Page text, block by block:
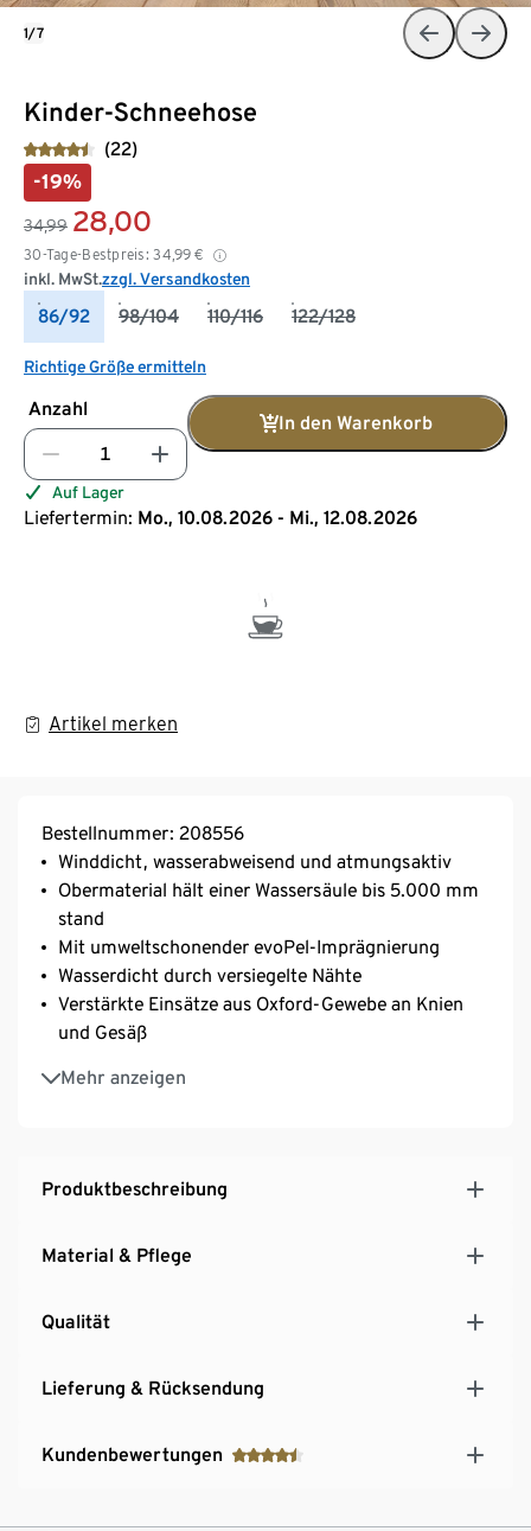
Kinder-Schneehose
(22)
-19%
34,99 28,00
30-Tage-Bestpreis: 34,99 €
inkl. MwSt.zzgl. Versandkosten
86/92 98/104 110/116 122/128
Richtige Größe ermitteln
Anzahl
In den Warenkorb
Auf Lager
Liefertermin: Mo., 10.08.2026 - Mi., 12.08.2026
Artikel merken
1/7
Bestellnummer: 208556
Winddicht, wasserabweisend und atmungsaktiv
Obermaterial hält einer Wassersäule bis 5.000 mm
stand
Mit umweltschonender evoPel-Imprägnierung
Wasserdicht durch versiegelte Nähte
Verstärkte Einsätze aus Oxford-Gewebe an Knien
und Gesäß
Mehr anzeigen
Weiche, leichte und wärmende Wattierung
Mit elastischen, längenverstellbaren Hosenträgern
Leichtes Taftfutter zum einfachen An- und
Schneefang am Beinende
einfachen An- und Ausziehen
Produktbeschreibung
Material & Pflege
Qualität
Lieferung & Rücksendung
Kundenbewertungen